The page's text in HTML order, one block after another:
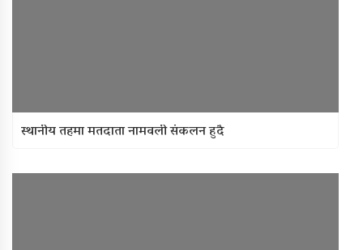
स्थानीय तहमा मतदाता नामवली संकलन हुदै